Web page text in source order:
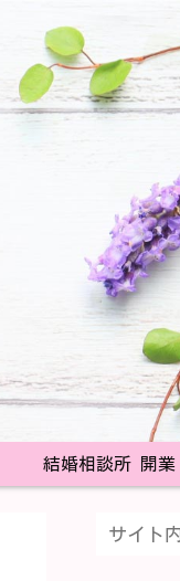
結婚相談所 開業